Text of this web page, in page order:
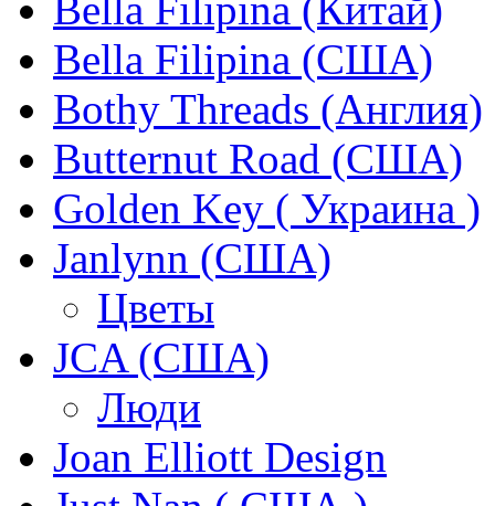
Bella Filipina (Китай)
Bella Filipina (США)
Bothy Threads (Англия)
Butternut Road (США)
Golden Key ( Украина )
Janlynn (США)
Цветы
JCA (США)
Люди
Joan Elliott Design